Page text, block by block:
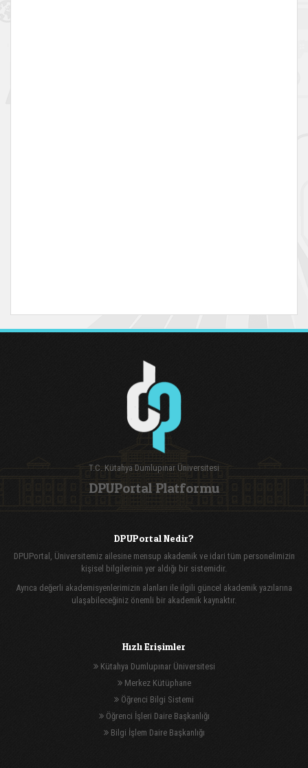
T.C. Kütahya Dumlupınar Üniversitesi
DPUPortal Platformu
DPUPortal Nedir?
DPUPortal, Üniversitemiz ailesine mensup akademik ve idari tüm personelimizin
kişisel bilgilerinin yer aldığı bir sistemidir.
Ayrıca değerli akademisyenlerimizin alanları ile ilgili güncel akademik yazılarına
ulaşabileceğiniz önemli bir akademik kaynaktır.
Hızlı Erişimler
Kütahya Dumlupınar Üniversitesi
Merkez Kütüphane
Öğrenci Bilgi Sistemi
Öğrenci İşleri Daire Başkanlığı
Bilgi İşlem Daire Başkanlığı